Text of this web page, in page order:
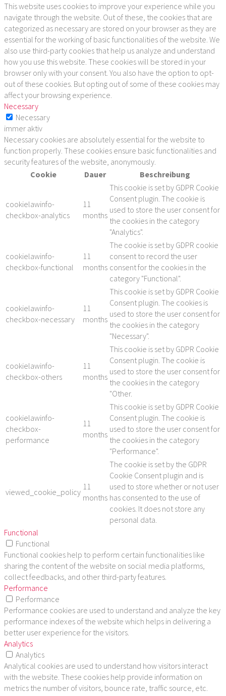
This website uses cookies to improve your experience while you
navigate through the website. Out of these, the cookies that are
categorized as necessary are stored on your browser as they are
essential for the working of basic functionalities of the website. We
also use third-party cookies that help us analyze and understand
how you use this website. These cookies will be stored in your
browser only with your consent. You also have the option to opt-
out of these cookies. But opting out of some of these cookies may
affect your browsing experience.
Necessary
Necessary
immer aktiv
Necessary cookies are absolutely essential for the website to
function properly. These cookies ensure basic functionalities and
security features of the website, anonymously.
Cookie
Dauer Beschreibung
cookielawinfo-
checkbox-analytics
11
months
This cookie is set by GDPR Cookie
Consent plugin. The cookie is
used to store the user consent for
the cookies in the category
"Analytics".
cookielawinfo-
checkbox-functional
11
months
The cookie is set by GDPR cookie
consent to record the user
consent for the cookies in the
category "Functional".
cookielawinfo-
checkbox-necessary
11
months
This cookie is set by GDPR Cookie
Consent plugin. The cookies is
used to store the user consent for
the cookies in the category
"Necessary".
cookielawinfo-
checkbox-others
11
months
This cookie is set by GDPR Cookie
Consent plugin. The cookie is
used to store the user consent for
the cookies in the category
"Other.
cookielawinfo-
checkbox-
performance
11
months
This cookie is set by GDPR Cookie
Consent plugin. The cookie is
used to store the user consent for
the cookies in the category
"Performance".
viewed_cookie_policy
11
months
The cookie is set by the GDPR
Cookie Consent plugin and is
used to store whether or not user
has consented to the use of
cookies. It does not store any
personal data.
Functional
Functional
Functional cookies help to perform certain functionalities like
sharing the content of the website on social media platforms,
collect feedbacks, and other third-party features.
Performance
Performance
Performance cookies are used to understand and analyze the key
performance indexes of the website which helps in delivering a
better user experience for the visitors.
Analytics
Analytics
Analytical cookies are used to understand how visitors interact
with the website. These cookies help provide information on
metrics the number of visitors, bounce rate, traffic source, etc.